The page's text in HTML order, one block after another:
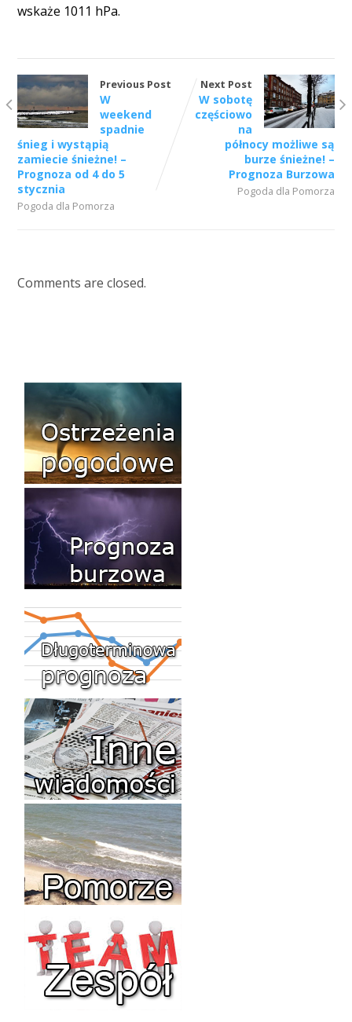
wskaże 1011 hPa.
Previous Post
W
weekend
spadnie
śnieg i wystąpią
zamiecie śnieżne! –
Prognoza od 4 do 5
stycznia
Pogoda dla Pomorza
Next Post
W sobotę
częściowo
na
północy możliwe są
burze śnieżne! –
Prognoza Burzowa
Pogoda dla Pomorza
Comments are closed.